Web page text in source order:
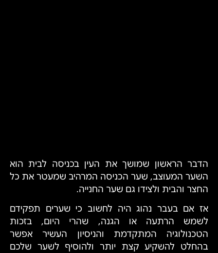
הדבר הראשון שמושך את העין בכניסה לבית הוא
השער המעוצב, שער הכניסה המרהיב שמעטר את כל
החצר והבית ולצידו גם שער החנייה.
אז אם בעבר נהוג היה לחשוב כי שערים תפקידם
לשמש הרתעה או הגנה, שהרי היום, בזכות
הטכנולוגיה המתקדמת והניסיון העשיר אפשר
בהחלט להשקיע קצת יותר ולהוסיף לשער שלכם